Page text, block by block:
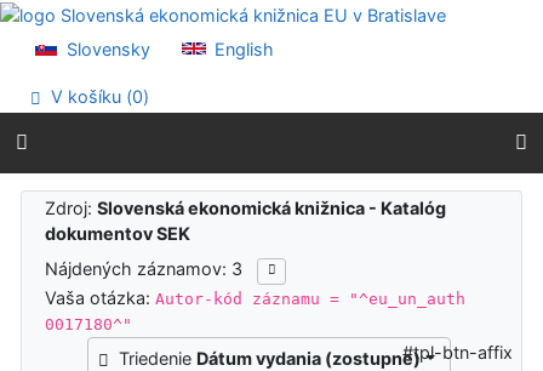
Prejsť na obsah
Prehlásenie o webovej prístupnosti
Slovensky English
V košíku (0)
Výsledky vyhľadávania
Zdroj:Slovenská ekonomická knižnica - Katalóg
dokumentov SEK
Nájdených záznamov: 3
Vaša otázka:Autor-kód záznamu = "^eu_un_auth
0017180^"
Triedenie Dátum vydania (zostupne)#tpl-btn-affix